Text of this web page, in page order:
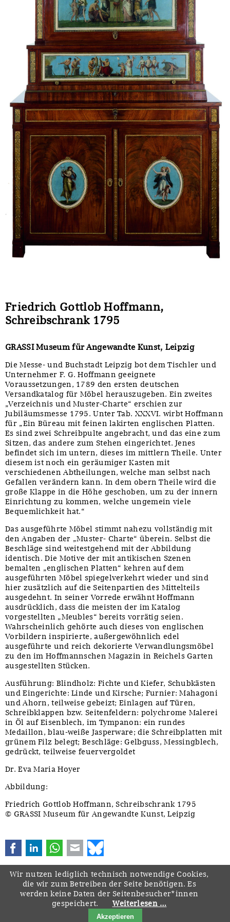
Friedrich Gottlob Hoffmann,
Schreibschrank 1795
GRASSI Museum für Angewandte Kunst, Leipzig
Die Messe- und Buchstadt Leipzig bot dem Tischler und
Unternehmer F. G. Hoffmann geeignete
Voraussetzungen, 1789 den ersten deutschen
Versandkatalog für Möbel herauszugeben. Ein zweites
„Verzeichnis und Muster-Charte“ erschien zur
Jubiläumsmesse 1795. Unter Tab. XXXVI. wirbt Hoffmann
für „Ein Büreau mit feinen lakirten englischen Platten.
Es sind zwei Schreibpulte angebracht, und das eine zum
Sitzen, das andere zum Stehen eingerichtet. Jenes
befindet sich im untern, dieses im mittlern Theile. Unter
diesem ist noch ein geräumiger Kasten mit
verschiedenen Abtheilungen, welche man selbst nach
Gefallen verändern kann. In dem obern Theile wird die
große Klappe in die Höhe geschoben, um zu der innern
Einrichtung zu kommen, welche ungemein viele
Bequemlichkeit hat.“
Das ausgeführte Möbel stimmt nahezu vollständig mit
den Angaben der „Muster- Charte“ überein. Selbst die
Beschläge sind weitestgehend mit der Abbildung
identisch. Die Motive der mit antikischen Szenen
bemalten „englischen Platten“ kehren auf dem
ausgeführten Möbel spiegelverkehrt wieder und sind
hier zusätzlich auf die Seitenpartien des Mittelteils
ausgedehnt. In seiner Vorrede erwähnt Hoffmann
ausdrücklich, dass die meisten der im Katalog
vorgestellten „Meubles“ bereits vorrätig seien.
Wahrscheinlich gehörte auch dieses von englischen
Vorbildern inspirierte, außergewöhnlich edel
ausgeführte und reich dekorierte Verwandlungsmöbel
zu den im Hoffmannschen Magazin in Reichels Garten
ausgestellten Stücken.
Ausführung: Blindholz: Fichte und Kiefer, Schubkästen
und Eingerichte: Linde und Kirsche; Furnier: Mahagoni
und Ahorn, teilweise gebeizt; Einlagen auf Türen,
Schreibklappen bzw. Seitenfeldern: polychrome Malerei
in Öl auf Eisenblech, im Tympanon: ein rundes
Medaillon, blau-weiße Jasperware; die Schreibplatten mit
grünem Filz belegt; Beschläge: Gelbguss, Messingblech,
gedrückt, teilweise feuervergoldet
Dr. Eva Maria Hoyer
Abbildung:
Friedrich Gottlob Hoffmann, Schreibschrank 1795
© GRASSI Museum für Angewandte Kunst, Leipzig
FacebookLinkedInWhatsApp
E-mail
Navigation
überspringen
Startseite Downloads Kontakt Impressum
Wir nutzen lediglich technisch notwendige Cookies,
die wir zum Betreiben der Seite benötigen. Es
werden keine Daten der Seitenbesucher*innen
gespeichert.
Weiterlesen …
Akzeptieren
Sonstiges